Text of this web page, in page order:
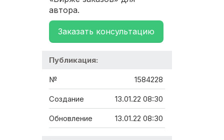
автора.
Заказать консультацию
Публикация:
№ 1584228
Создание 13.01.22 08:30
Обновление 13.01.22 08:30